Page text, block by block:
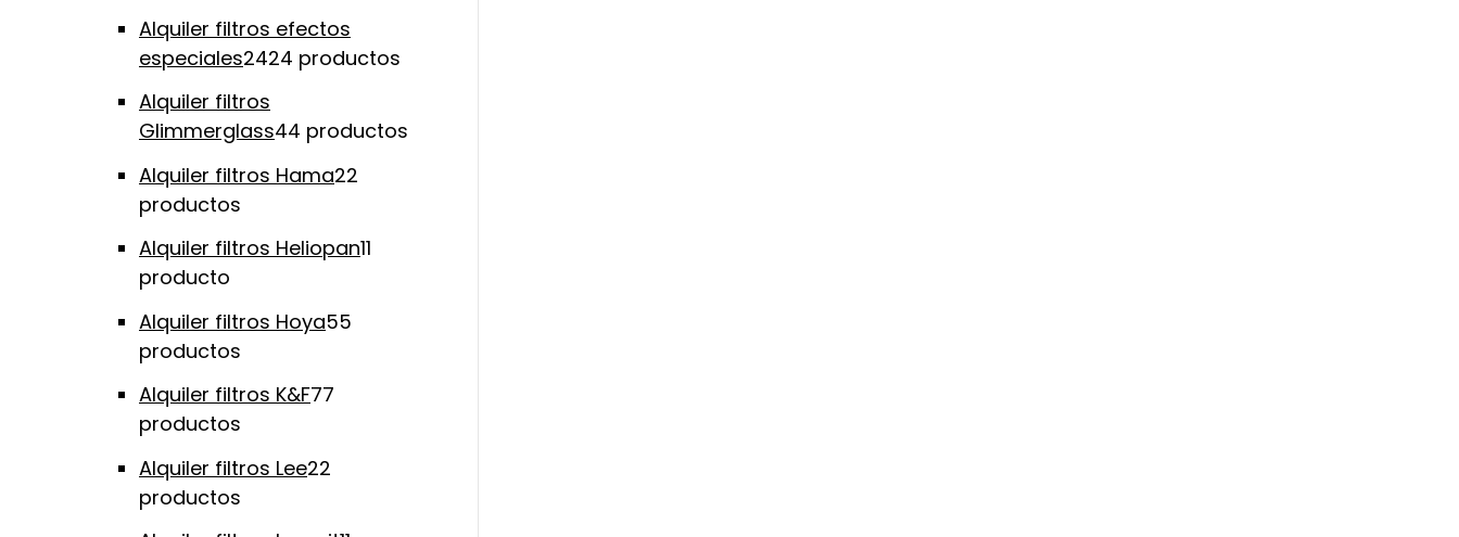
Alquiler filtros efectos
especiales2424 productos
Alquiler filtros
Glimmerglass44 productos
Alquiler filtros Hama22
productos
Alquiler filtros Heliopan11
producto
Alquiler filtros Hoya55
productos
Alquiler filtros K&F77
productos
Alquiler filtros Lee22
productos